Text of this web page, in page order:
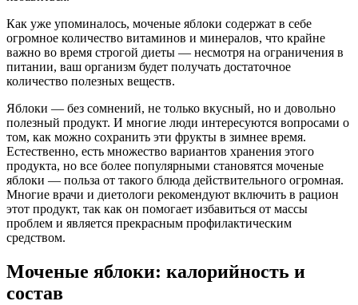
Как уже упоминалось, моченые яблоки содержат в себе
огромное количество витаминов и минералов, что крайне
важно во время строгой диеты — несмотря на ограничения в
питании, ваш организм будет получать достаточное
количество полезных веществ.
Яблоки — без сомнений, не только вкусный, но и довольно
полезный продукт. И многие люди интересуются вопросами о
том, как можно сохранить эти фрукты в зимнее время.
Естественно, есть множество вариантов хранения этого
продукта, но все более популярными становятся моченые
яблоки — польза от такого блюда действительного огромная.
Многие врачи и диетологи рекомендуют включить в рацион
этот продукт, так как он помогает избавиться от массы
проблем и является прекрасным профилактическим
средством.
Моченые яблоки: калорийность и
состав